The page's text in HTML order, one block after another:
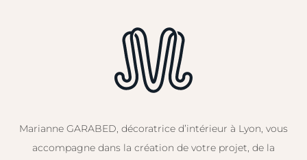
Marianne GARABED, décoratrice d’intérieur à Lyon, vous
accompagne dans la création de votre projet, de la